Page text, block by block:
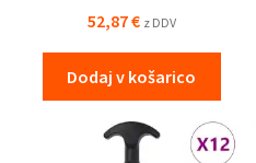
52,87€ z DDV
Dodaj v košarico